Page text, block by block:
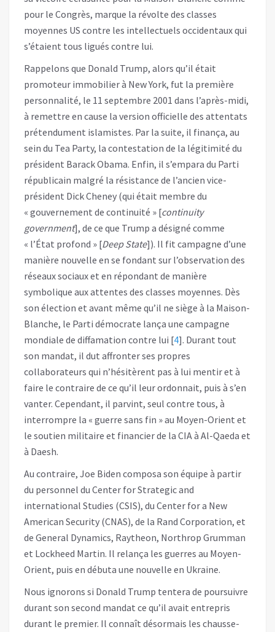
pour le Congrès, marque la révolte des classes
moyennes US contre les intellectuels occidentaux qui
s’étaient tous ligués contre lui.
Rappelons que Donald Trump, alors qu’il était
promoteur immobilier à New York, fut la première
personnalité, le 11 septembre 2001 dans l’après-midi,
à remettre en cause la version officielle des attentats
prétendument islamistes. Par la suite, il finança, au
sein du Tea Party, la contestation de la légitimité du
président Barack Obama. Enfin, il s’empara du Parti
républicain malgré la résistance de l’ancien vice-
président Dick Cheney (qui était membre du
« gouvernement de continuité » [continuity
government], de ce que Trump a désigné comme
« l’État profond » [Deep State]). Il fit campagne d’une
manière nouvelle en se fondant sur l’observation des
réseaux sociaux et en répondant de manière
symbolique aux attentes des classes moyennes. Dès
son élection et avant même qu’il ne siège à la Maison-
Blanche, le Parti démocrate lança une campagne
mondiale de diffamation contre lui [4]. Durant tout
son mandat, il dut affronter ses propres
collaborateurs qui n’hésitèrent pas à lui mentir et à
faire le contraire de ce qu’il leur ordonnait, puis à s’en
vanter. Cependant, il parvint, seul contre tous, à
interrompre la « guerre sans fin » au Moyen-Orient et
le soutien militaire et financier de la CIA à Al-Qaeda et
à Daesh.
Au contraire, Joe Biden composa son équipe à partir
du personnel du Center for Strategic and
international Studies (CSIS), du Cen­ter for a New
Amer­i­can Secu­ri­ty (CNAS), de la Rand Corporation, et
de General Dynamics, Raytheon, Northrop Grumman
et Lockheed Martin. Il relança les guerres au Moyen-
Orient, puis en débuta une nouvelle en Ukraine.
Nous ignorons si Donald Trump tentera de poursuivre
durant son second mandat ce qu’il avait entrepris
durant le premier. Il connaît désormais les chausse-